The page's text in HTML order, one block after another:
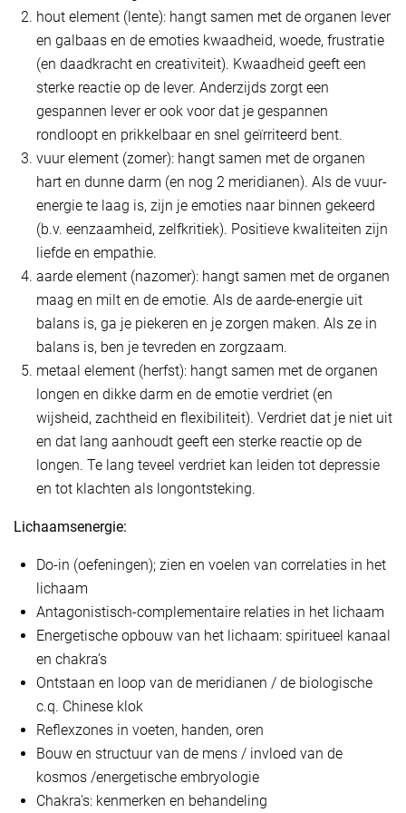
hout element (lente): hangt samen met de organen lever
en galbaas en de emoties kwaadheid, woede, frustratie
(en daadkracht en creativiteit). Kwaadheid geeft een
sterke reactie op de lever. Anderzijds zorgt een
gespannen lever er ook voor dat je gespannen
rondloopt en prikkelbaar en snel geïrriteerd bent.
vuur element (zomer): hangt samen met de organen
hart en dunne darm (en nog 2 meridianen). Als de vuur-
energie te laag is, zijn je emoties naar binnen gekeerd
(b.v. eenzaamheid, zelfkritiek). Positieve kwaliteiten zijn
liefde en empathie.
aarde element (nazomer): hangt samen met de organen
maag en milt en de emotie. Als de aarde-energie uit
balans is, ga je piekeren en je zorgen maken. Als ze in
balans is, ben je tevreden en zorgzaam.
metaal element (herfst): hangt samen met de organen
longen en dikke darm en de emotie verdriet (en
wijsheid, zachtheid en flexibiliteit). Verdriet dat je niet uit
en dat lang aanhoudt geeft een sterke reactie op de
longen. Te lang teveel verdriet kan leiden tot depressie
en tot klachten als longontsteking.
Lichaamsenergie:
Do-in (oefeningen); zien en voelen van correlaties in het
lichaam
Antagonistisch-complementaire relaties in het lichaam
Energetische opbouw van het lichaam: spiritueel kanaal
en chakra’s
Ontstaan en loop van de meridianen / de biologische
c.q. Chinese klok
Reflexzones in voeten, handen, oren
Bouw en structuur van de mens / invloed van de
kosmos /energetische embryologie
Chakra's: kenmerken en behandeling